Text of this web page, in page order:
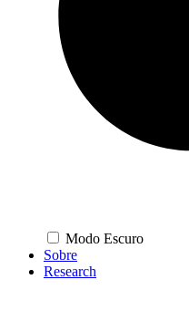
Modo Escuro
Sobre
Research